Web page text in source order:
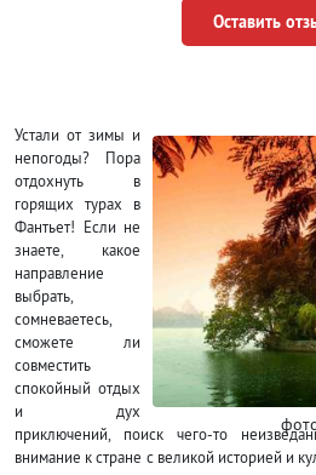
Оставить
Устали от зимы и
непогоды? Пора
отдохнуть в
горящих турах в
Фантьет! Если не
знаете, какое
направление
выбрать,
сомневаетесь,
сможете ли
совместить
спокойный отдых
и дух
приключений, поиск чего-то
внимание к стране с великой историей и